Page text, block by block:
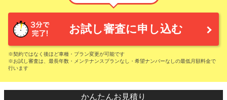
お試し審査に申し込む
※契約ではなく後ほど車種・プラン変更が可能です
※お試し審査は、最長年数・メンテナンスプランなし・希望ナンバーなしの最低月額料金で
行います
かんたんお見積り